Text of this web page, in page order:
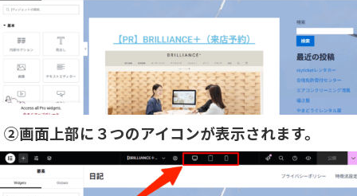
②画面上部に３つのアイコンが表示されます。